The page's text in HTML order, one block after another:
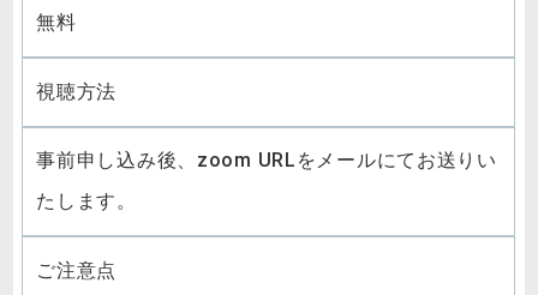
無料
視聴方法
事前申し込み後、zoom URLをメールにてお送りい
たします。
ご注意点